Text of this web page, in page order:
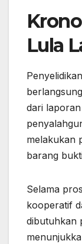
Lula
dari
melakukan
barang
Selama
kooperatif
dibutuhkan